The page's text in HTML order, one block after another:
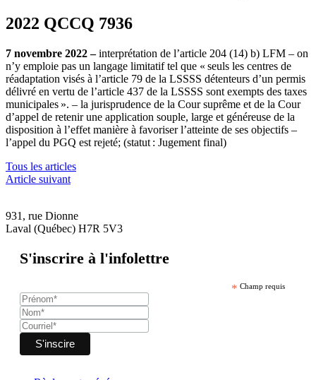
2022 QCCQ 7936
7 novembre 2022 –interprétation de l’article 204 (14) b) LFM – on
n’y emploie pas un langage limitatif tel que « seuls les centres de
réadaptation visés à l’article 79 de la LSSSS détenteurs d’un permis
délivré en vertu de l’article 437 de la LSSSS sont exempts des taxes
municipales ». – la jurisprudence de la Cour suprême et de la Cour
d’appel de retenir une application souple, large et généreuse de la
disposition à l’effet manière à favoriser l’atteinte de ses objectifs –
l’appel du PGQ est rejeté; (statut : Jugement final)
Tous les articles
Article suivant
931, rue Dionne
Laval (Québec) H7R 5V3
S'inscrire à l'infolettre
* Champ requis